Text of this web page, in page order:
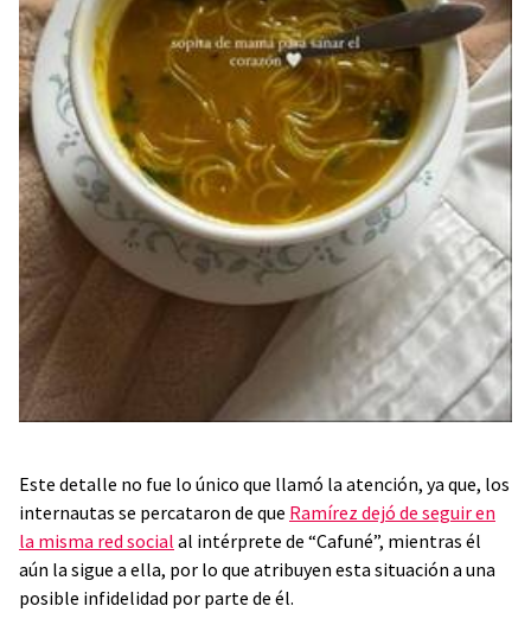
Este detalle no fue lo único que llamó la atención, ya que, los
internautas se percataron de que Ramírez dejó de seguir en
la misma red social al intérprete de “Cafuné”, mientras él
aún la sigue a ella, por lo que atribuyen esta situación a una
posible infidelidad por parte de él.